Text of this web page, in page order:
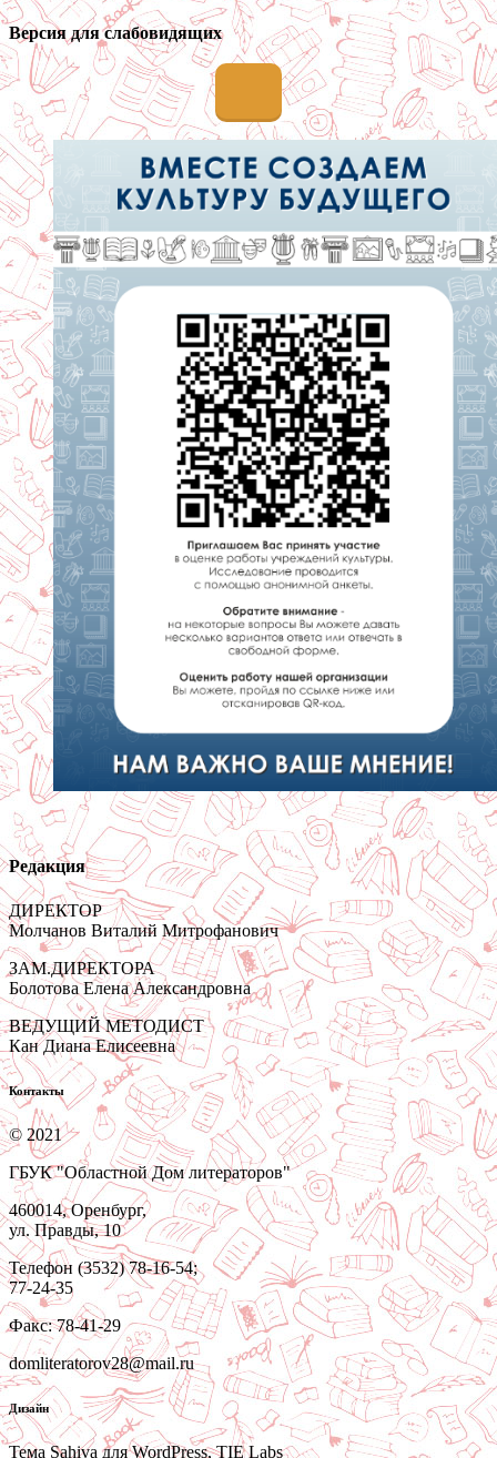
Версия для слабовидящих
Редакция
ДИРЕКТОР
Молчанов Виталий Митрофанович
ЗАМ.ДИРЕКТОРА
Болотова Елена Александровна
ВЕДУЩИЙ МЕТОДИСТ
Кан Диана Елисеевна
Контакты
© 2021
ГБУК "Областной Дом литераторов"
460014, Оренбург,
ул. Правды, 10
Телефон (3532) 78-16-54;
77-24-35
Факс: 78-41-29
domliteratorov28@mail.ru
Дизайн
Тема Sahiva для WordPress, TIE Labs